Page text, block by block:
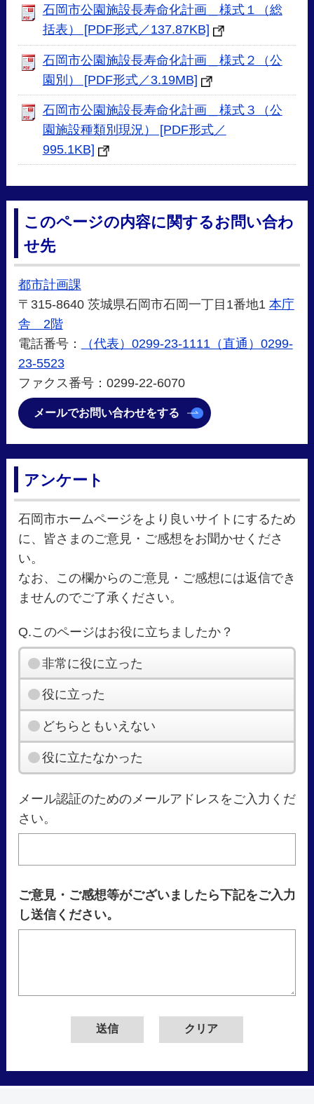
石岡市公園施設長寿命化計画＿様式１（総
括表） [PDF形式／137.87KB]
石岡市公園施設長寿命化計画＿様式２（公
園別） [PDF形式／3.19MB]
石岡市公園施設長寿命化計画＿様式３（公
園施設種類別現況） [PDF形式／
995.1KB]
このページの内容に関するお問い合わ
せ先
都市計画課
〒315-8640 茨城県石岡市石岡一丁目1番地1 本庁
舎 2階
電話番号：
（代表）0299-23-1111（直通）0299-
23-5523
ファクス番号：0299-22-6070
メールでお問い合わせをする
アンケート
石岡市ホームページをより良いサイトにするため
に、皆さまのご意見・ご感想をお聞かせくださ
い。
なお、この欄からのご意見・ご感想には返信でき
ませんのでご了承ください。
Q.このページはお役に立ちましたか？
非常に役に立った
役に立った
どちらともいえない
役に立たなかった
メール認証のためのメールアドレスをご入力くだ
さい。
ご意見・ご感想等がございましたら下記をご入力
し送信ください。